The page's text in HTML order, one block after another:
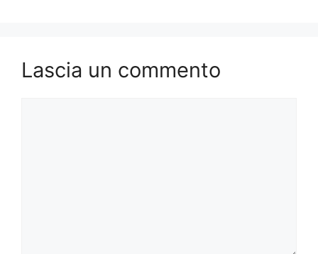
Lascia un commento